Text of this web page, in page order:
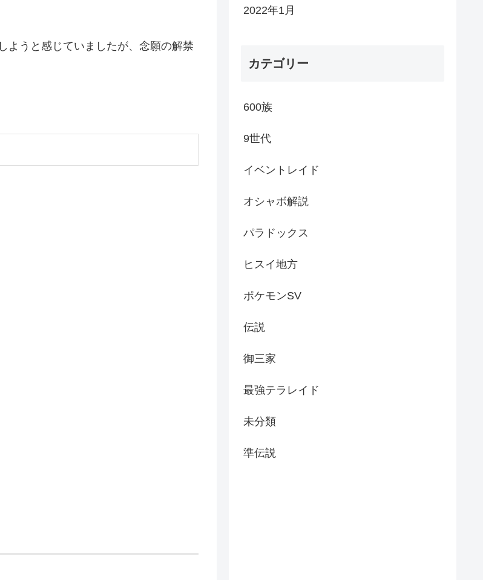
ようと感じていましたが、念願の解禁
2022年1月
カテゴリー
600族
9世代
イベントレイド
オシャボ解説
パラドックス
ヒスイ地方
ポケモンSV
伝説
御三家
最強テラレイド
未分類
準伝説